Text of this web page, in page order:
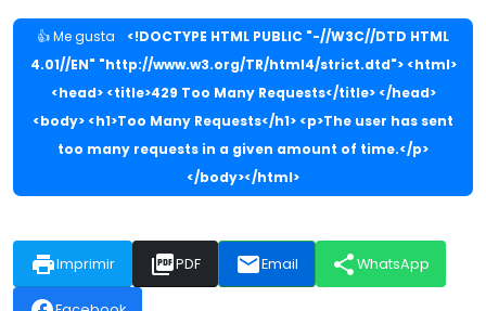
👍 Me gusta
<!DOCTYPE HTML PUBLIC "-//W3C//DTD HTML
4.01//EN" "http://www.w3.org/TR/html4/strict.dtd"> <html>
<head> <title>429 Too Many Requests</title> </head>
<body> <h1>Too Many Requests</h1> <p>The user has sent
too many requests in a given amount of time.</p>
</body></html>
printImprimir picture_as_pdfPDF emailEmail shareWhatsApp